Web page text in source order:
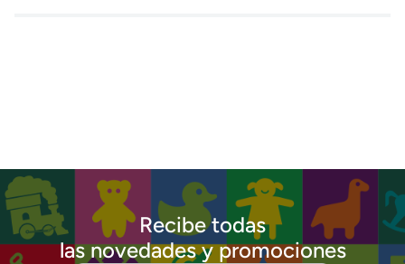
Recibe todas
las novedades y promociones